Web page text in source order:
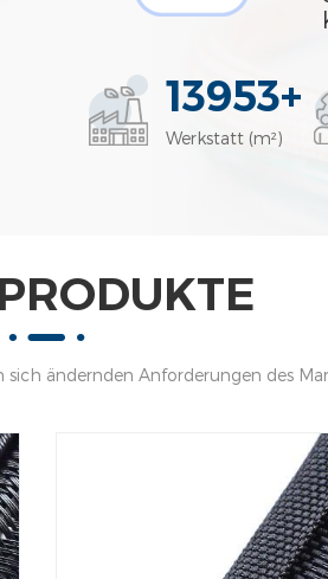
Automobilsektor und die
Marktkenntnis,
viele Unternehmen
Produkte und Lösungen
starke Partner für unsere
Bestellungen so schnell wie
Werkstatt Unsere
14000
Werkstatt (m²)
ändernden Anforderungen des